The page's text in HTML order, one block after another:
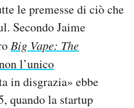
le premesse di ciò che
Secondo Jaime
Big Vape: The
l’unico
in disgrazia» ebbe
quando la startup